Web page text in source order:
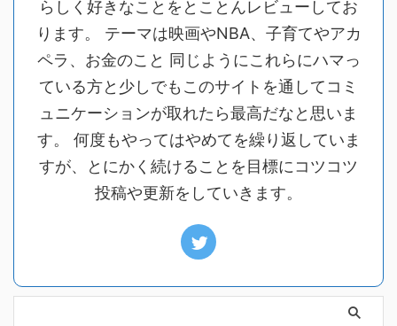
らしく好きなことをとことんレビューしてお
ります。 テーマは映画やNBA、子育てやアカ
ペラ、お金のこと 同じようにこれらにハマっ
ている方と少しでもこのサイトを通してコミ
ュニケーションが取れたら最高だなと思いま
す。 何度もやってはやめてを繰り返していま
すが、とにかく続けることを目標にコツコツ
投稿や更新をしていきます。